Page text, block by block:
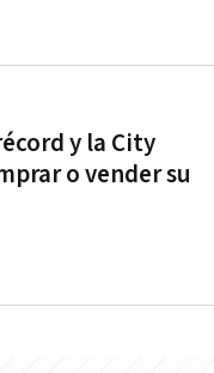
y la City
o vender su